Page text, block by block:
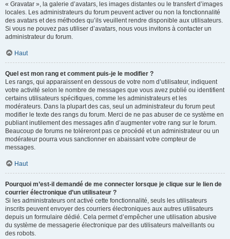
« Gravatar », la galerie d’avatars, les images distantes ou le transfert d’images
locales. Les administrateurs du forum peuvent activer ou non la fonctionnalité
des avatars et des méthodes qu’ils veuillent rendre disponible aux utilisateurs.
Si vous ne pouvez pas utiliser d’avatars, nous vous invitons à contacter un
administrateur du forum.
Haut
Quel est mon rang et comment puis-je le modifier ?
Les rangs, qui apparaissent en dessous de votre nom d’utilisateur, indiquent
votre activité selon le nombre de messages que vous avez publié ou identifient
certains utilisateurs spécifiques, comme les administrateurs et les
modérateurs. Dans la plupart des cas, seul un administrateur du forum peut
modifier le texte des rangs du forum. Merci de ne pas abuser de ce système en
publiant inutilement des messages afin d’augmenter votre rang sur le forum.
Beaucoup de forums ne toléreront pas ce procédé et un administrateur ou un
modérateur pourra vous sanctionner en abaissant votre compteur de
messages.
Haut
Pourquoi m’est-il demandé de me connecter lorsque je clique sur le lien de
courrier électronique d’un utilisateur ?
Si les administrateurs ont activé cette fonctionnalité, seuls les utilisateurs
inscrits peuvent envoyer des courriers électroniques aux autres utilisateurs
depuis un formulaire dédié. Cela permet d’empêcher une utilisation abusive
du système de messagerie électronique par des utilisateurs malveillants ou
des robots.